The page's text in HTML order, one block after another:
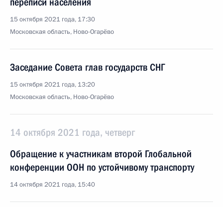
15 октября 2021 года, 17:30
Московская область, Ново-Огарёво
Заседание Совета глав государств СНГ
15 октября 2021 года, 13:20
Московская область, Ново-Огарёво
14 октября 2021 года, четверг
Обращение к участникам второй Глобальной
конференции ООН по устойчивому транспорту
14 октября 2021 года, 15:40